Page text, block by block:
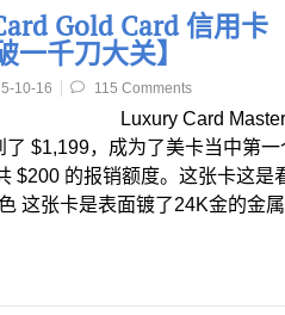
Gold Card 信用卡
千刀大关】
10-16 115 Comments
Luxury Card
$1,199，成为了美卡当中第
$200 的报销额度。这张卡这
这张卡是表面镀了24K金的金